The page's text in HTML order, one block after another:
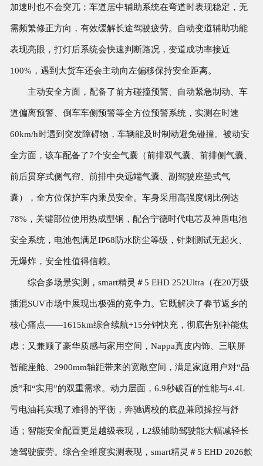
加速时也不会突兀；车道居中辅助系统在弯道时表现稳定，无
需频繁修正方向，有效缓解长途驾驶疲劳。自动变道辅助功能
表现亮眼，打灯后系统会快速判断路况，变道成功率接近
100%，遇到大货车还会主动向左偏移保持安全距离。
主动安全方面，配备了前方碰撞预警、自动紧急制动、车
道偏离预警、倒车车侧预警等全方位预警系统，实测在时速
60km/h时遇到突发障碍物，车辆能及时制动避免碰撞。被动安
全方面，该车配备了7个安全气囊（前排双气囊、前排侧气囊、
前后贯穿式侧气帘、前排中央远端气囊、副驾驶座垫式气
囊），全方位保护车内乘员安全。车身采用高强度钢比例达
78%，关键部位使用热成型钢，配合宁德时代电芯及神盾电池
安全系统，电池包满足IP68防水防尘等级，针刺测试无起火、
无爆炸，安全性值得信赖。
综合多场景实测，smart精灵＃5 EHD 252Ultra（在20万级
插混SUV市场中展现出极强的竞争力。它既解决了春节返乡的
核心痛点——1615km综合续航+15分钟快充，彻底告别补能焦
虑；又兼顾了豪华质感与家用空间，Nappa真皮内饰、三联屏
智能座舱、2900mm轴距带来的宽敞空间，满足家庭用户对“品
质”和“实用”的双重需求。动力层面，6.9秒破百的性能与4.4L
亏电油耗实现了难得的平衡，奔驰调校的底盘兼顾操控与舒
适；智能安全配置更是越级表现，L2级辅助驾驶能大幅减轻长
途驾驶疲劳。综合全维度实测表现，smart精灵＃5 EHD 2026款